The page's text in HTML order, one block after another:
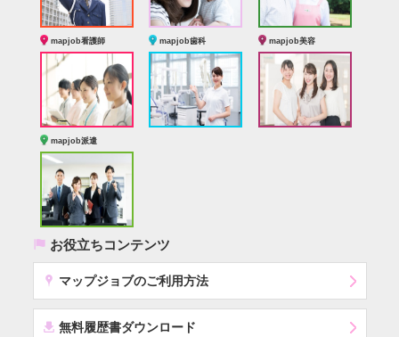
mapjob看護師 mapjob歯科 mapjob美容
mapjob派遣
( お役立ちコンテンツ
x マップジョブのご利用方法
í 無料履歴書ダウンロード